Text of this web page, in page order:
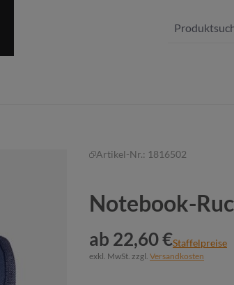
Artikel-Nr.: 1816502
Notebook-
ab 22,60 €Staffelpreise
exkl. MwSt. zzgl. Versandkosten